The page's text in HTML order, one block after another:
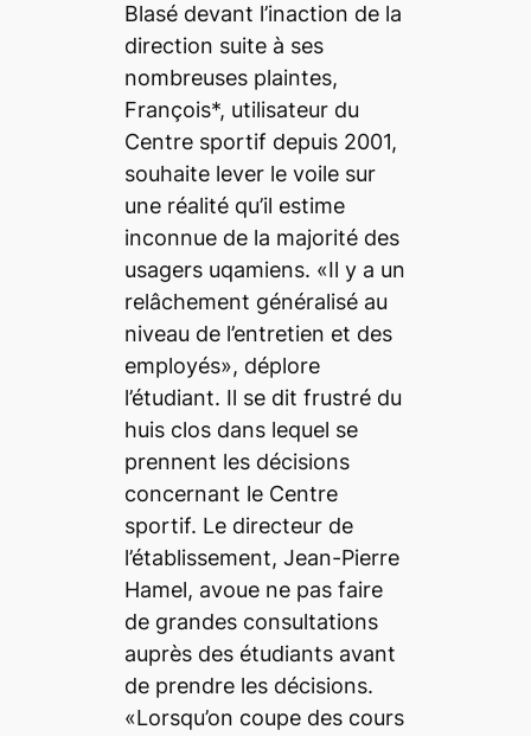
Blasé devant l’inaction de la
direction suite à ses
nombreuses plaintes,
François*, utilisateur du
Centre sportif depuis 2001,
souhaite lever le voile sur
une réalité qu’il estime
inconnue de la majorité des
usagers uqamiens. «Il y a un
relâchement généralisé au
niveau de l’entretien et des
employés», déplore
l’étudiant. Il se dit frustré du
huis clos dans lequel se
prennent les décisions
concernant le Centre
sportif. Le directeur de
l’établissement, Jean-Pierre
Hamel, avoue ne pas faire
de grandes consultations
auprès des étudiants avant
de prendre les décisions.
«Lorsqu’on coupe des cours